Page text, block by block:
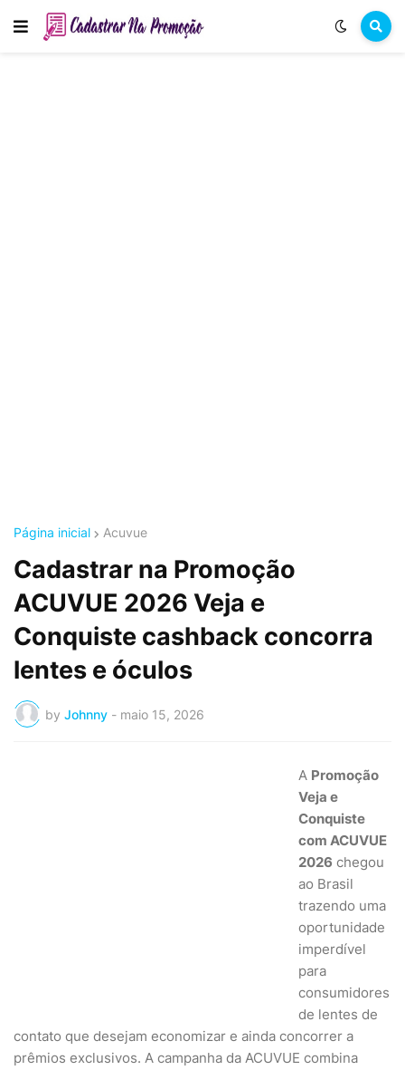
Página inicial Acuvue
Cadastrar na Promoção
ACUVUE 2026 Veja e
Conquiste cashback concorra
lentes e óculos
by Johnny - maio 15, 2026
A Promoção
Veja e
Conquiste
com ACUVUE
2026 chegou
ao Brasil
trazendo uma
oportunidade
imperdível
para
consumidores
de lentes de
contato que desejam economizar e ainda concorrer a
prêmios exclusivos. A campanha da ACUVUE combina